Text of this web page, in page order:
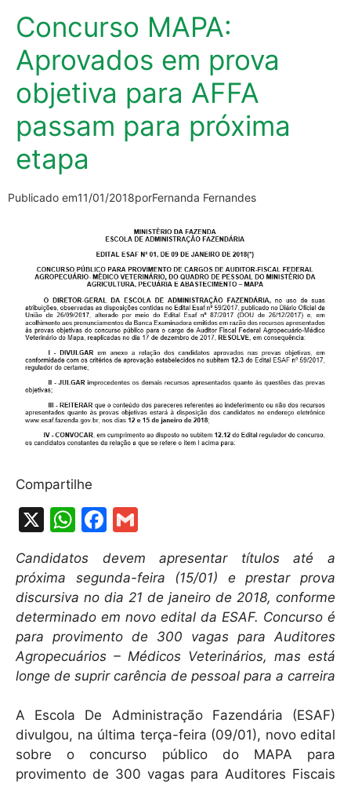
Concurso MAPA:
Aprovados em prova
objetiva para AFFA
passam para próxima
etapa
Publicado em11/01/2018porFernanda Fernandes
Compartilhe
X
W
at
s
A
p
p
F
c
e
b
o
o
ai
l
Candidatos devem apresentar títulos até a
próxima segunda-feira (15/01) e prestar prova
discursiva no dia 21 de janeiro de 2018, conforme
determinado em novo edital da ESAF. Concurso é
para provimento de 300 vagas para Auditores
Agropecuários – Médicos Veterinários, mas está
longe de suprir carência de pessoal para a carreira
A Escola De Administração Fazendária (ESAF)
divulgou, na última terça-feira (09/01), novo edital
sobre o concurso público do MAPA para
provimento de 300 vagas para Auditores Fiscais